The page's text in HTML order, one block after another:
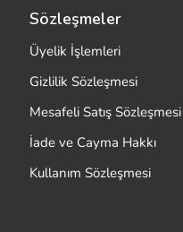
Sözleşmeler
Üyelik İşlemleri
Gizlilik Sözleşmesi
Mesafeli Satış Sözleşmesi
İade ve Cayma Hakkı
Kullanım Sözleşmesi